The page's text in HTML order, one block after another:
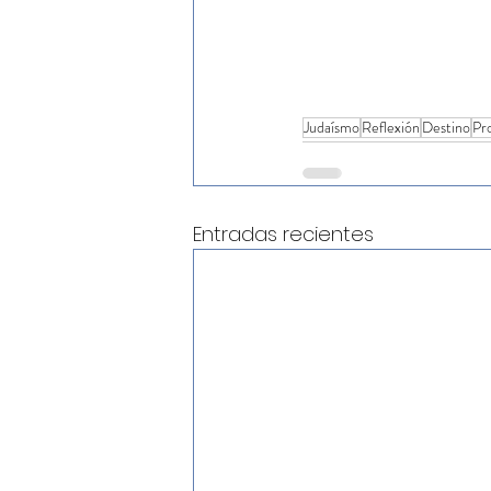
JudaísmoReflexión Destino
Entradas recientes